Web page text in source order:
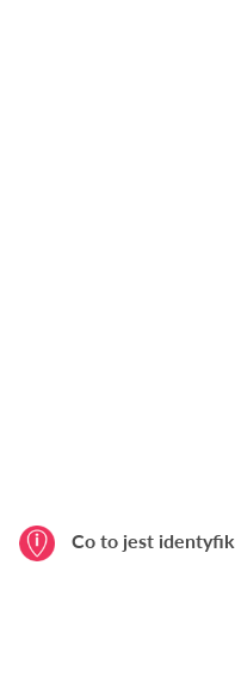
Co to jest